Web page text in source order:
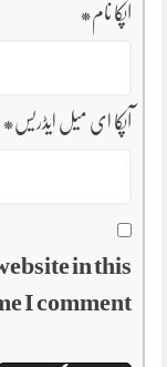
آپکا نام*
آپکا ای میل ایڈریس*
in this
I comment.